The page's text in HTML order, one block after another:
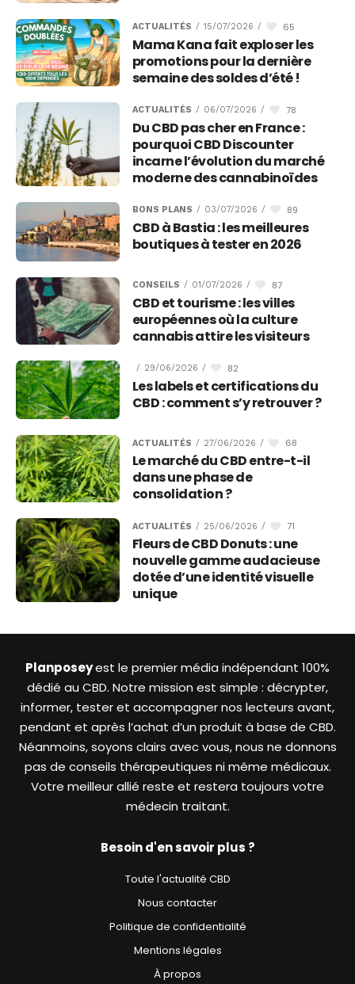
ACTUALITÉS / 15/07/2026 / 65
Mama Kana fait exploser les
promotions pour la dernière
semaine des soldes d’été !
ACTUALITÉS / 06/07/2026 / 78
Du CBD pas cher en France :
pourquoi CBD Discounter
incarne l’évolution du marché
moderne des cannabinoïdes
BONS PLANS / 03/07/2026 / 89
CBD à Bastia : les meilleures
boutiques à tester en 2026
CONSEILS / 01/07/2026 / 87
CBD et tourisme : les villes
européennes où la culture
cannabis attire les visiteurs
/ 29/06/2026 / 82
Les labels et certifications du
CBD : comment s’y retrouver ?
ACTUALITÉS / 27/06/2026 / 68
Le marché du CBD entre-t-il
dans une phase de
consolidation ?
ACTUALITÉS / 25/06/2026 / 71
Fleurs de CBD Donuts : une
nouvelle gamme audacieuse
dotée d’une identité visuelle
unique
Planposeyest le premier média indépendant 100%
dédié au CBD. Notre mission est simple : décrypter,
informer, tester et accompagner nos lecteurs avant,
pendant et après l’achat d’un produit à base de CBD.
Néanmoins, soyons clairs avec vous, nous ne donnons
pas de conseils thérapeutiques ni même médicaux.
Votre meilleur allié reste et restera toujours votre
médecin traitant.
Besoin d'en savoir plus ?
Toute l'actualité CBD
Nous contacter
Politique de confidentialité
Mentions légales
À propos